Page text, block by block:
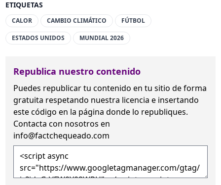
ETIQUETAS
CALOR CAMBIO CLIMÁTICO FÚTBOL
ESTADOS UNIDOS MUNDIAL 2026
Republica nuestro contenido
Puedes republicar tu contenido en tu sitio de forma
gratuita respetando nuestra licencia e insertando
este código en la página donde lo republiques.
Contacta con nosotros en
info@factchequeado.com